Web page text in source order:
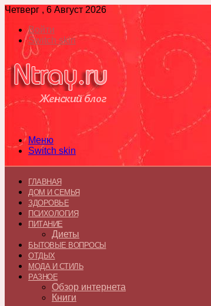
Четверг , 6 Август 2026
Войти
Switch skin
Меню
Switch skin
ГЛАВНАЯ
ДОМ И СЕМЬЯ
ЗДОРОВЬЕ
ПСИХОЛОГИЯ
ПИТАНИЕ
Диеты
БЫТОВЫЕ ВОПРОСЫ
ОТДЫХ
МОДА И СТИЛЬ
РАЗНОЕ
Обзор интернета
Книги